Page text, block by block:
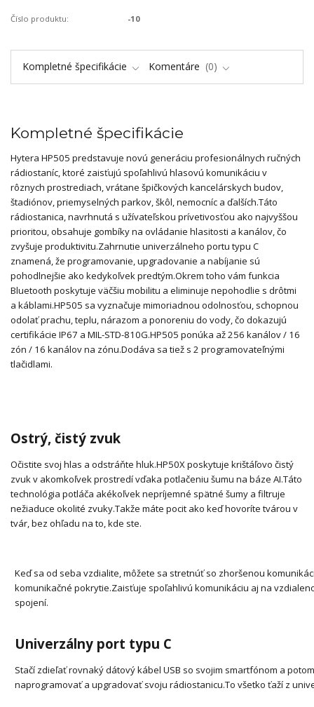
Číslo produktu: -10
Kompletné špecifikácie Komentáre 0
Kompletné špecifikácie
Hytera HP505 predstavuje novú generáciu profesionálnych ručných
rádiostaníc, ktoré zaisťujú spoľahlivú hlasovú komunikáciu v
rôznych prostrediach, vrátane špičkových kancelárskych budov,
štadiónov, priemyselných parkov, škôl, nemocníc a ďalších.Táto
rádiostanica, navrhnutá s užívateľskou prívetivosťou ako najvyššou
prioritou, obsahuje gombíky na ovládanie hlasitosti a kanálov, čo
zvyšuje produktivitu.Zahrnutie univerzálneho portu typu C
znamená, že programovanie, upgradovanie a nabíjanie sú
pohodlnejšie ako kedykoľvek predtým.Okrem toho vám funkcia
Bluetooth poskytuje väčšiu mobilitu a eliminuje nepohodlie s drôtmi
a káblami.HP505 sa vyznačuje mimoriadnou odolnosťou, schopnou
odolať prachu, teplu, nárazom a ponoreniu do vody, čo dokazujú
certifikácie IP67 a MIL-STD-810G.HP505 ponúka až 256 kanálov / 16
zón / 16 kanálov na zónu.Dodáva sa tiež s 2 programovateľnými
tlačidlami.
Ostrý, čistý zvuk
Očistite svoj hlas a odstráňte hluk.HP50X poskytuje krištáľovo čistý
zvuk v akomkoľvek prostredí vďaka potlačeniu šumu na báze AI.Táto
technológia potláča akékoľvek nepríjemné spätné šumy a filtruje
nežiaduce okolité zvuky.Takže máte pocit ako keď hovoríte tvárou v
tvár, bez ohľadu na to, kde ste.
Keď sa od seba vzdialite, môžete sa stretnúť so zhoršenou
komunikačné pokrytie.Zaisťuje spoľahlivú komunikáciu aj na
spojení.
Univerzálny port typu C
Stačí zdieľať rovnaký dátový kábel USB so svojim smartfónom a
naprogramovať a upgradovať svoju rádiostanicu.To všetko ťaží z